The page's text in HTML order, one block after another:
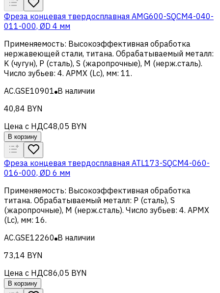
Фреза концевая твердосплавная AMG600-SQCM4-040-
011-000, ØD 4 мм
Применяемость: Высокоэффективная обработка
нержавеющей стали, титана. Обрабатываемый металл:
K (чугун), Р (сталь), S (жаропрочные), M (нерж.сталь).
Число зубьев: 4. APMX (Lc), мм: 11.
AC.GSE10901 В наличии
40,84 BYN
Цена с НДС48,05 BYN
В корзину
Фреза концевая твердосплавная ATL173-SQCM4-060-
016-000, ØD 6 мм
Применяемость: Высокоэффективная обработка
титана. Обрабатываемый металл: Р (сталь), S
(жаропрочные), M (нерж.сталь). Число зубьев: 4. APMX
(Lc), мм: 16.
AC.GSE12260 В наличии
73,14 BYN
Цена с НДС86,05 BYN
В корзину